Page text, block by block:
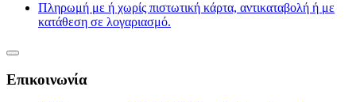
Πληρωμή με ή χωρίς πιστωτική κάρτα, αντικαταβολή ή με
κατάθεση σε λογαριασμό.
Επικοινωνία